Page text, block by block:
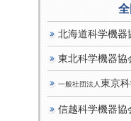
北海道科学機器
東北科学機器協
一般社団法人 東京
信越科学機器協